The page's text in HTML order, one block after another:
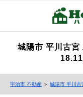
城陽市 平川古宮
18.11
宇治市 不動産 ＞ 城陽市 平川古